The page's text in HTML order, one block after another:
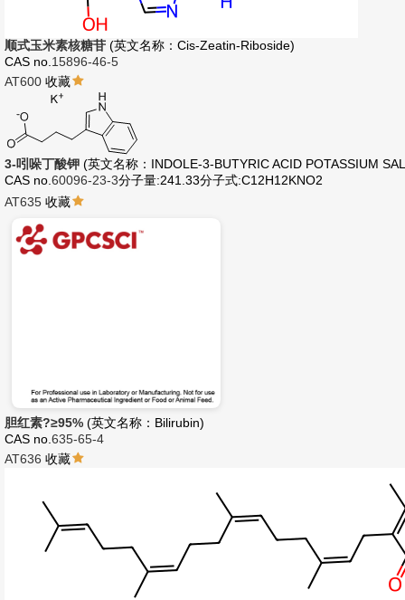
顺式玉米素核糖苷 (英文名称：Cis-Zeatin-Riboside)
CAS no. 15896-46-5
AT600 收藏
3-吲哚丁酸钾 (英文名称：INDOLE-3-BUTYRIC ACID POTASSIUM
CAS no. 60096-23-3分子量:241.33分子式:C12H12KNO2
AT635 收藏
胆红素?≥95% (英文名称：Bilirubin)
CAS no. 635-65-4
AT636 收藏